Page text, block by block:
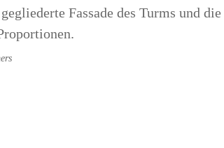
Fassade des Turms und